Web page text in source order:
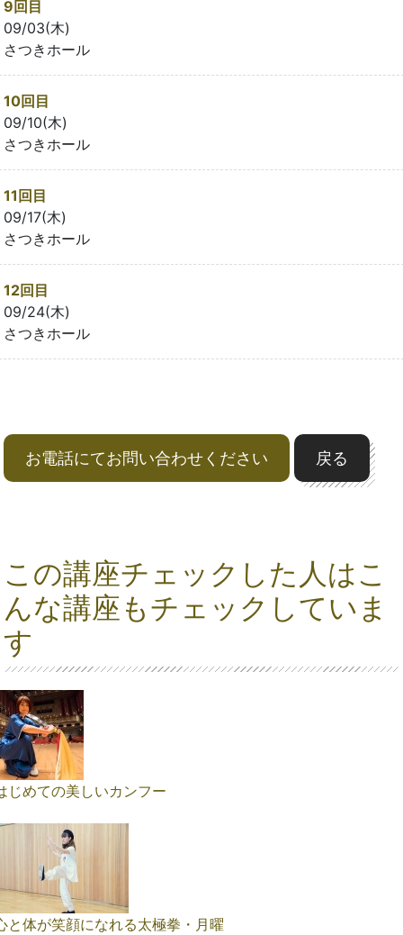
9回目
09/03(木)
さつきホール
10回目
09/10(木)
さつきホール
11回目
09/17(木)
さつきホール
12回目
09/24(木)
さつきホール
お電話にてお問い合わせください 戻る
この講座チェックした人はこ
んな講座もチェックしていま
す
じめての美しいカンフー
と体が笑顔になれる太極拳・月曜